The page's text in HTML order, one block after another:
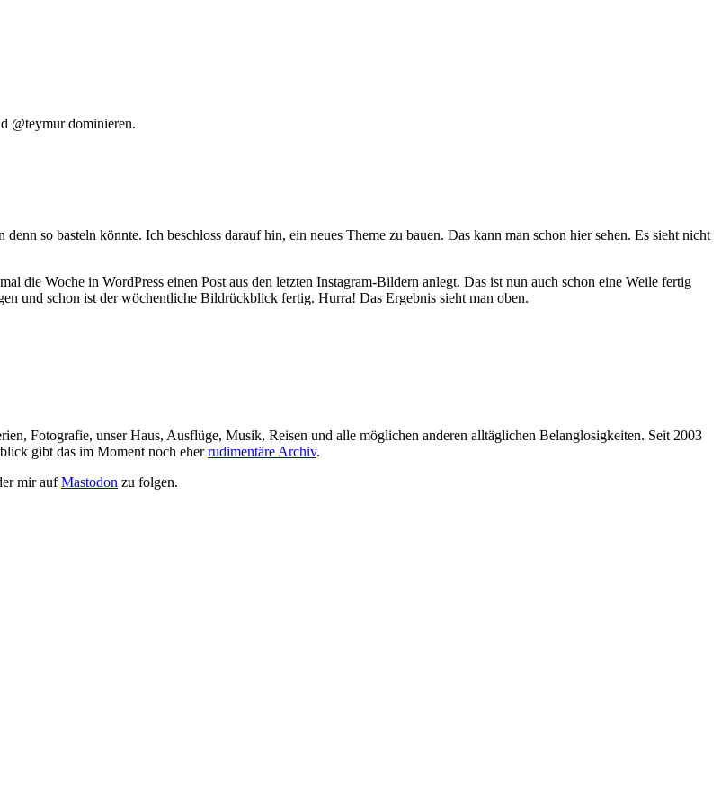
so basteln könnte. Ich beschloss darauf hin, ein neues Theme zu bauen. Das kann man schon hier sehen. Es sieht nicht
die Woche in WordPress einen Post aus den letzten Instagram-Bildern anlegt. Das ist nun auch schon eine Weile fertig
und schon ist der wöchentliche Bildrückblick fertig. Hurra! Das Ergebnis sieht man oben.
Fotografie, unser Haus, Ausflüge, Musik, Reisen und alle möglichen anderen alltäglichen Belanglosigkeiten. Seit 2003
gibt das im Moment noch eherrudimentäre Archiv.
mir aufMastodon zu folgen.